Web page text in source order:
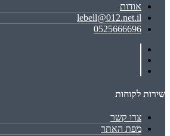
אודות
lebell@012.net.il
0525666696
שירות לקוחות
צרו קשר
מפת האתר